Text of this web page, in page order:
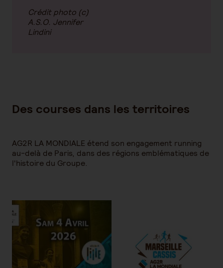
Crédit photo (c)
A.S.O. Jennifer
Lindini
Des courses dans les territoires
AG2R LA MONDIALE étend son engagement running
au-delà de Paris, dans des régions emblématiques de
l'histoire du Groupe.